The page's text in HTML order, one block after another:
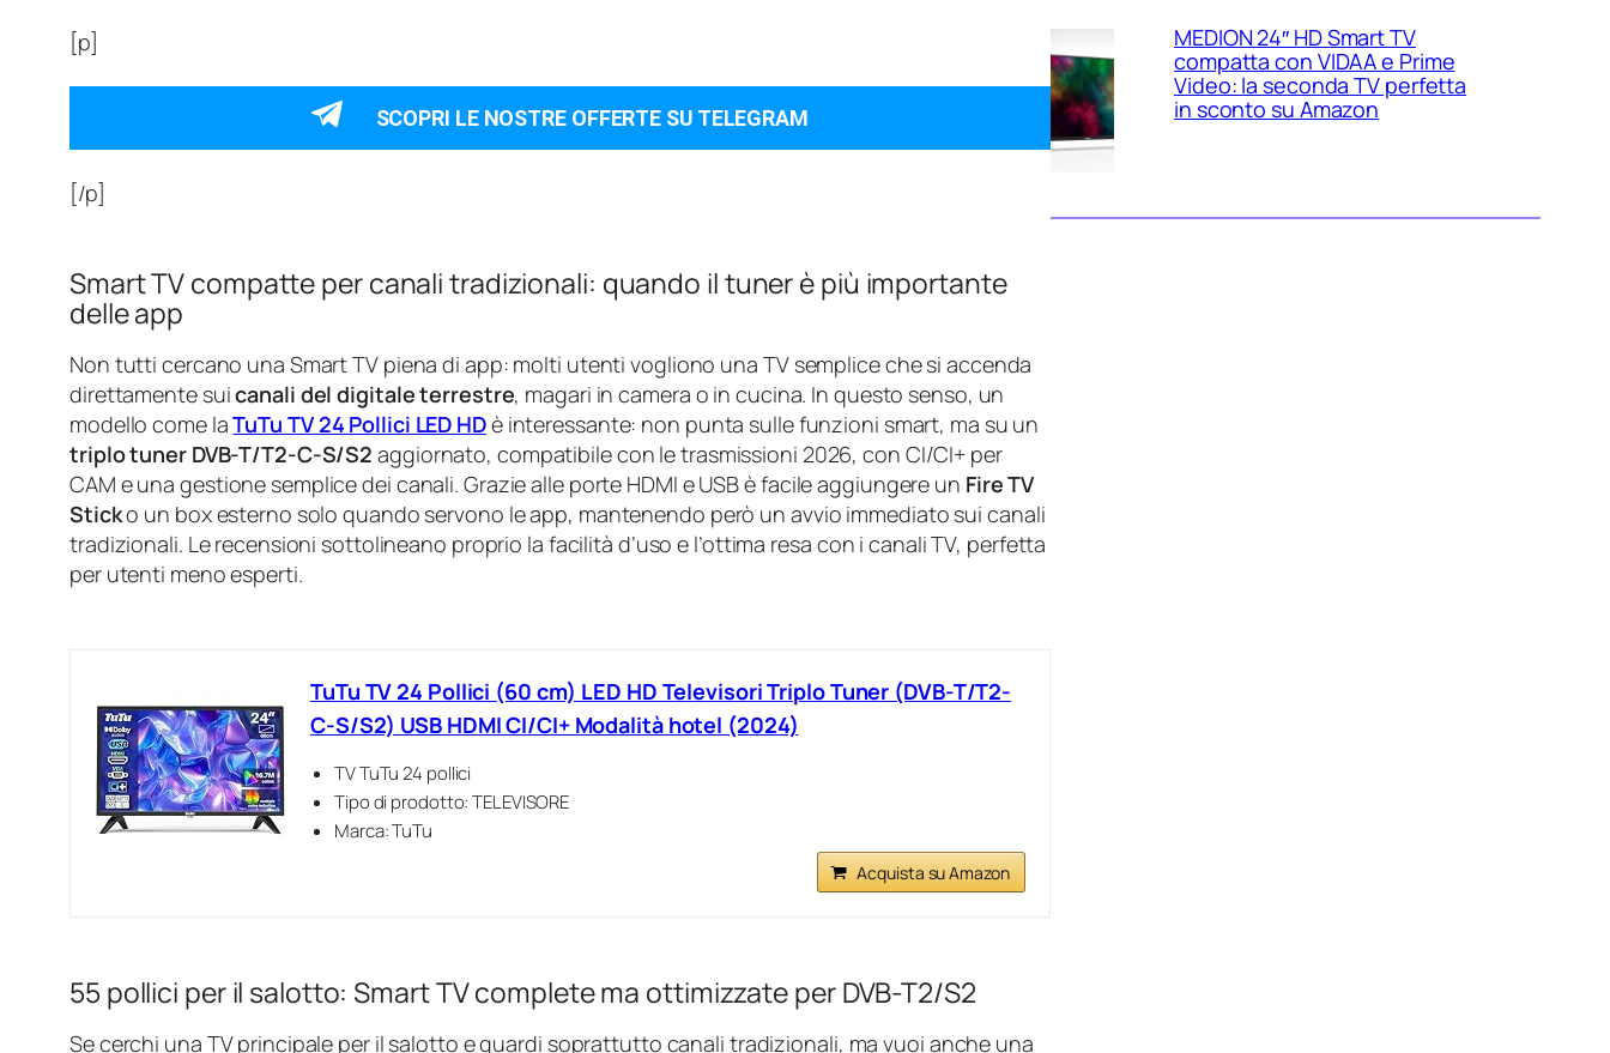
[p]
SCOPRI LE NOSTRE OFFERTE SU TELEGRAM
[/p]
Smart TV compatte per canali tradizionali: quando il tuner è più importante
delle app
Non tutti cercano una Smart TV piena di app: molti utenti vogliono una TV semplice che si accenda
direttamente suicanali del digitale terrestre, magari in camera o in cucina. In questo senso, un
modello come laTuTu TV 24 Pollici LED HDè interessante: non punta sulle funzioni smart, ma su un
triplo tuner DVB-T/T2-C-S/S2 aggiornato, compatibile con le trasmissioni 2026, con CI/CI+ per
CAM e una gestione semplice dei canali. Grazie alle porte HDMI e USB è facile aggiungere un Fire TV
Sticko un box esterno solo quando servono le app, mantenendo però un avvio immediato sui canali
tradizionali. Le recensioni sottolineano proprio la facilità d’uso e l’ottima resa con i canali TV, perfetta
per utenti meno esperti.
TuTu TV 24 Pollici (60 cm) LED HD Televisori Triplo Tuner (DVB-T/T2-
C-S/S2) USB HDMI CI/CI+ Modalità hotel (2024)
TV TuTu 24 pollici
Tipo di prodotto: TELEVISORE
Marca: TuTu
Acquista su Amazon
55 pollici per il salotto: Smart TV complete ma ottimizzate per DVB-T2/S2
Se cerchi una TV principale per il salotto e guardi soprattutto canali tradizionali, ma vuoi anche una
MEDION 24″ HD Smart TV
compatta con VIDAA e Prime
Video: la seconda TV perfetta
in sconto su Amazon